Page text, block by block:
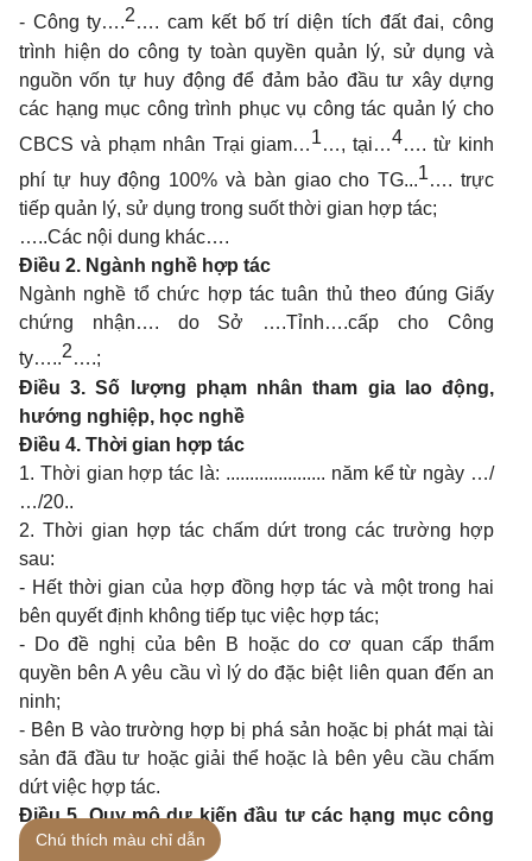
- Công ty….2…. cam kết bố trí diện tích đất đai, công
trình hiện do công ty toàn quyền quản lý, sử dụng và
nguồn vốn tự huy động để đảm bảo đầu tư xây dựng
các hạng mục công trình phục vụ công tác quản lý cho
CBCS và phạm nhân Trại giam…1…, tại…4…. từ kinh
phí tự huy động 100% và bàn giao cho TG...1…. trực
tiếp quản lý, sử dụng trong suốt thời gian hợp tác;
…..Các nội dung khác….
Điều 2. Ngành nghề hợp tác
Ngành nghề tổ chức hợp tác tuân thủ theo đúng Giấy
chứng nhận…. do Sở ….Tỉnh….cấp cho Công
ty…..2….;
Điều 3. Số lượng phạm nhân tham gia lao động,
hướng nghiệp, học nghề
Điều 4. Thời gian hợp tác
1. Thời gian hợp tác là: ..................... năm kể từ ngày …/
…/20..
2. Thời gian hợp tác chấm dứt trong các trường hợp
sau:
- Hết thời gian của hợp đồng hợp tác và một trong hai
bên quyết định không tiếp tục việc hợp tác;
- Do đề nghị của bên B hoặc do cơ quan cấp thẩm
quyền bên A yêu cầu vì lý do đặc biệt liên quan đến an
ninh;
- Bên B vào trường hợp bị phá sản hoặc bị phát mại tài
sản đã đầu tư hoặc giải thể hoặc là bên yêu cầu chấm
dứt việc hợp tác.
Điều 5. Quy mô dự kiến đầu tư các hạng mục công
trình phục vụ quản lý
Chú thích màu chỉ dẫn